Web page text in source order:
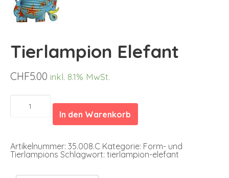
Tierlampion Elefant
CHF5.00 inkl. 8.1% MwSt.
Tierlampion
Elefant
Menge
In den Warenkorb
Artikelnummer: 35.008.C Kategorie: Form- und
Tierlampions Schlagwort: tierlampion-elefant